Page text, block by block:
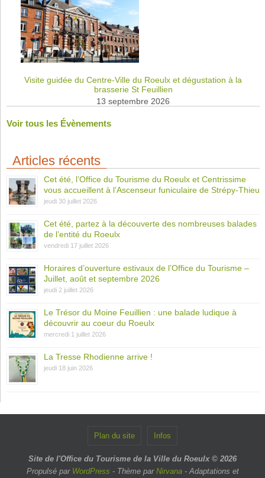
Visite guidée du Centre-Ville du Roeulx et dégustation à la
brasserie St Feuillien
13 septembre 2026
Voir tous les Évènements
Articles récents
Cet été, l’Office du Tourisme du Roeulx et Centrissime
vous accueillent à l’Ascenseur funiculaire de Strépy-Thieu
jeudi 30 juillet 2026
Cet été, partez à la découverte des nombreuses balades
de l’entité du Roeulx
vendredi 17 juillet 2026
Horaires d’ouverture estivaux de l’Office du Tourisme –
Juillet, août et septembre 2026
jeudi 2 juillet 2026
Le Trésor du Moine Feuillien : une balade ludique à
découvrir au coeur du Roeulx
mercredi 1 juillet 2026
La Tresse Rhodienne arrive !
jeudi 18 juin 2026
Plan du site Infos
Site de l'Office du Tourisme de la Ville du Roeulx © 2026
Propulsé par WordPress - Thème par Nirvana- Adaptations et